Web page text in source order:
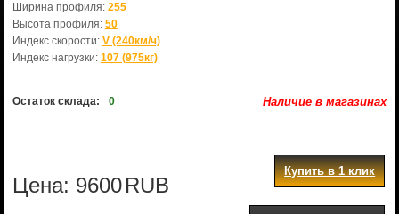
Ширина профиля: 255
Высота профиля: 50
Индекс скорости: V (240км/ч)
Индекс нагрузки: 107 (975кг)
Остаток склада: 0 Наличие в магазинах
Цена: 9600RUB
Купить в 1 клик